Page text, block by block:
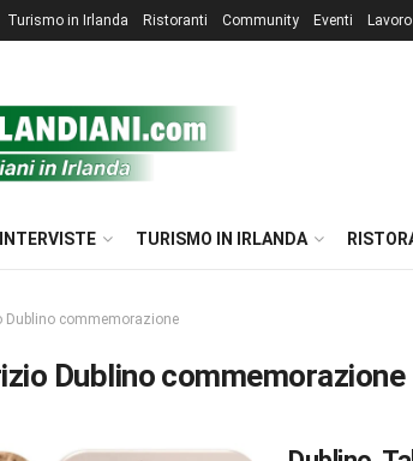
Turismo in Irlanda Ristoranti Community Eventi Lavoro
INTERVISTE TURISMO IN IRLANDA
Dublino commemorazione
Dublino commemorazione